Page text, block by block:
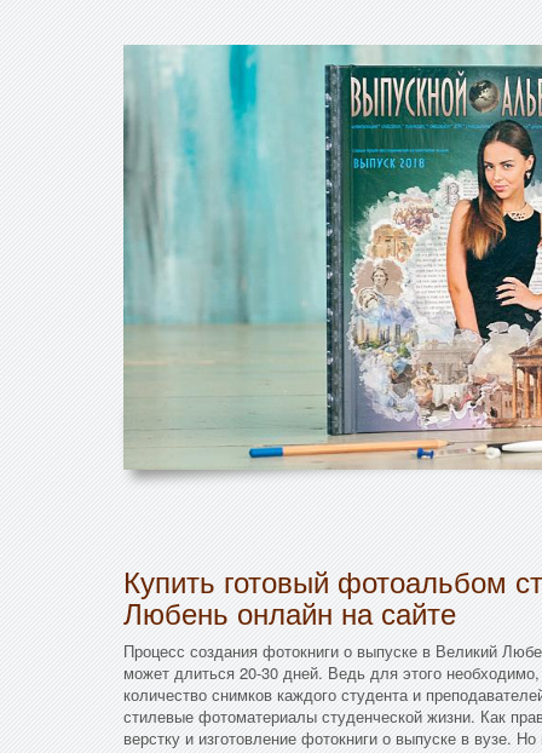
Купить готовый фотоальбом
Любень онлайн на сайте
Процесс создания фотокниги о выпуске в Великий
может длиться 20-30 дней. Ведь для этого
количество снимков каждого студента и
стилевые фотоматериалы студенческой жизни. Как
верстку и изготовление фотокниги о выпуске в вузе.